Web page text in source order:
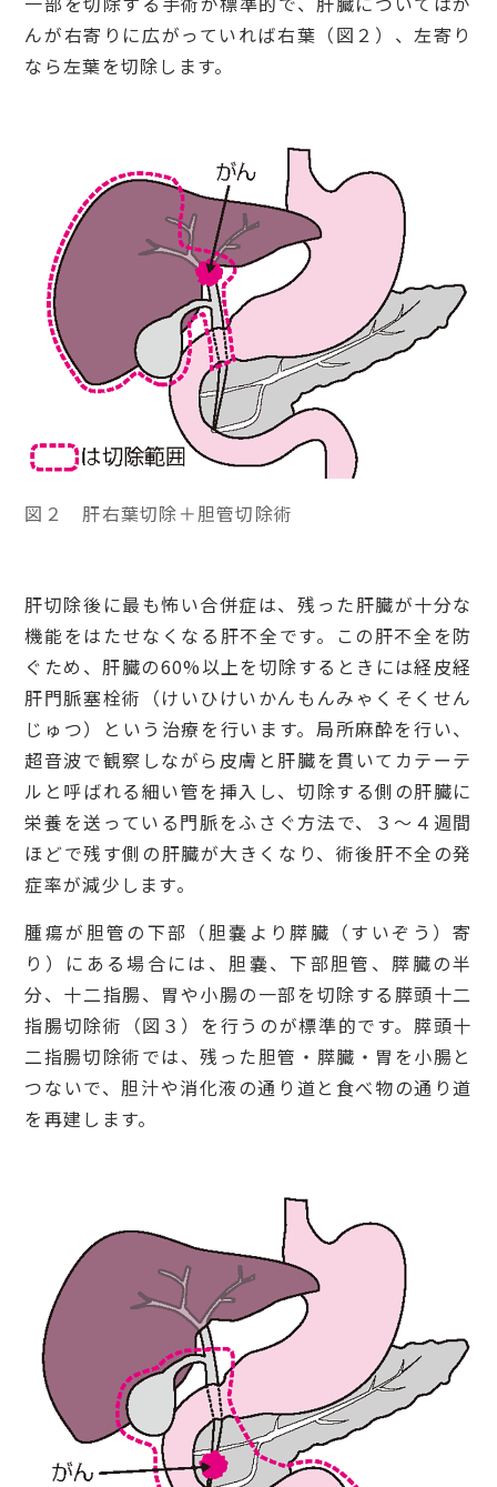
んが右寄りに広がっていれば右葉（図２）、左寄り
なら左葉を切除します。
図２ 肝右葉切除＋胆管切除術
肝切除後に最も怖い合併症は、残った肝臓が十分な
機能をはたせなくなる肝不全です。この肝不全を防
ぐため、肝臓の60%以上を切除するときには経皮経
肝門脈塞栓術（けいひけいかんもんみゃくそくせん
じゅつ）という治療を行います。局所麻酔を行い、
超音波で観察しながら皮膚と肝臓を貫いてカテーテ
ルと呼ばれる細い管を挿入し、切除する側の肝臓に
栄養を送っている門脈をふさぐ方法で、３～４週間
ほどで残す側の肝臓が大きくなり、術後肝不全の発
症率が減少します。
腫瘍が胆管の下部（胆嚢より膵臓（すいぞう）寄
り）にある場合には、胆嚢、下部胆管、膵臓の半
分、十二指腸、胃や小腸の一部を切除する膵頭十二
指腸切除術（図３）を行うのが標準的です。膵頭十
二指腸切除術では、残った胆管・膵臓・胃を小腸と
つないで、胆汁や消化液の通り道と食べ物の通り道
を再建します。